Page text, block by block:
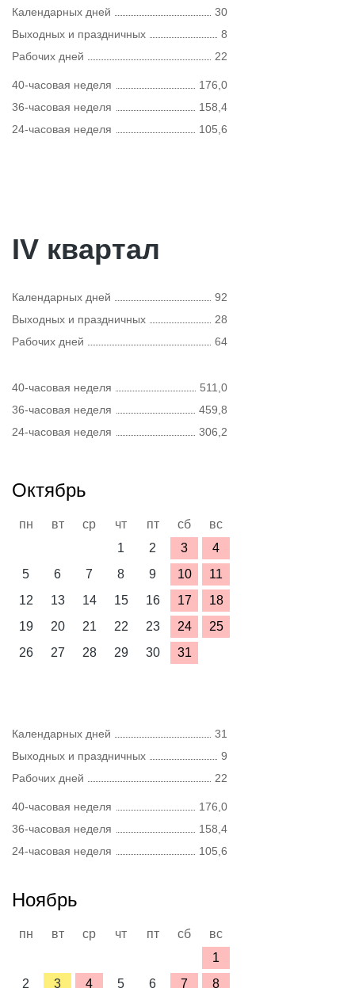
Календарных дней
30
Выходных и праздничных
8
Рабочих дней
22
40-часовая неделя
176,0
36-часовая неделя
158,4
24-часовая неделя
105,6
IV квартал
Календарных дней
92
Выходных и праздничных
28
Рабочих дней
64
40-часовая неделя
511,0
36-часовая неделя
459,8
24-часовая неделя
306,2
Октябрь
пн вт ср чт пт сб
вс
1
2 3
4
5
6 7 8 9 10
11
12
13 14 15 16 17
18
19
20 21 22 23 24
25
26
27 28 29 30 31
Календарных дней
31
Выходных и праздничных
9
Рабочих дней
22
40-часовая неделя
176,0
36-часовая неделя
158,4
24-часовая неделя
105,6
Ноябрь
пн вт ср чт пт сб
вс
1
2
3 4 5 6 7 8